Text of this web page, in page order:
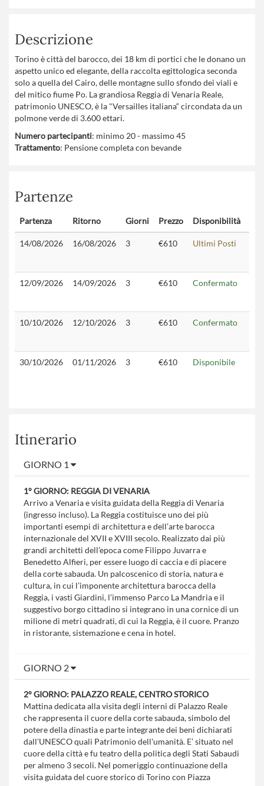
Descrizione
Torino è città del barocco, dei 18 km di portici che le donano un
aspetto unico ed elegante, della raccolta egittologica seconda
solo a quella del Cairo, delle montagne sullo sfondo dei viali e
del mitico fiume Po. La grandiosa Reggia di Venaria Reale,
patrimonio UNESCO, è la "Versailles italiana“ circondata da un
polmone verde di 3.600 ettari.
Numero partecipanti: minimo 20 - massimo 45
Trattamento: Pensione completa con bevande
Partenze
Partenza Ritorno Giorni Prezzo Disponibilità
14/08/2026 16/08/2026 3 €610 Ultimi Posti
12/09/2026 14/09/2026 3 €610 Confermato
10/10/2026 12/10/2026 3 €610 Confermato
30/10/2026 01/11/2026 3 €610 Disponibile
Itinerario
GIORNO 1
1° GIORNO: REGGIA DI VENARIA
Arrivo a Venaria e visita guidata della Reggia di Venaria
(ingresso incluso). La Reggia costituisce uno dei più
importanti esempi di architettura e dell’arte barocca
internazionale del XVII e XVIII secolo. Realizzato dai più
grandi architetti dell’epoca come Filippo Juvarra e
Benedetto Alfieri, per essere luogo di caccia e di piacere
della corte sabauda. Un palcoscenico di storia, natura e
cultura, in cui l’imponente architettura barocca della
Reggia, i vasti Giardini, l’immenso Parco La Mandria e il
suggestivo borgo cittadino si integrano in una cornice di un
milione di metri quadrati, di cui la Reggia, è il cuore. Pranzo
in ristorante, sistemazione e cena in hotel.
GIORNO 2
2° GIORNO: PALAZZO REALE, CENTRO STORICO
Mattina dedicata alla visita degli interni di Palazzo Reale
che rappresenta il cuore della corte sabauda, simbolo del
potere della dinastia e parte integrante dei beni dichiarati
dall'UNESCO quali Patrimonio dell'umanità. E’ situato nel
cuore della città e fu teatro della politica degli Stati Sabaudi
per almeno 3 secoli. Nel pomeriggio continuazione della
visita guidata del cuore storico di Torino con Piazza